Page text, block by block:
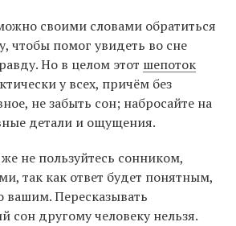
своими словами обратиться
чтобы помог увидеть во сне
Но в целом этот шепоток
у всех, причём без
не забыть сон; набросайте на
детали и ощущения.
не пользуйтесь сонником,
так как ответ будет понятным,
Пересказывать
сон другому человеку нельзя.